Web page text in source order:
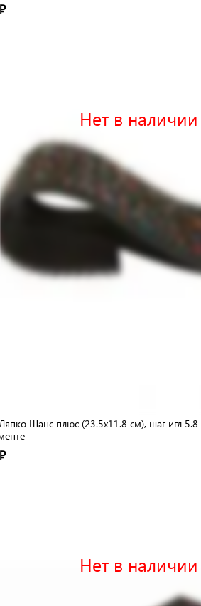
Нет в наличии
Шанс плюс (23.5x11.8 см), шаг игл
Нет в наличии